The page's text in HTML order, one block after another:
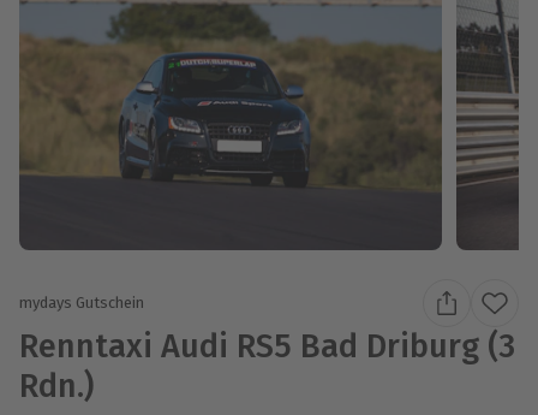
mydays Gutschein
Renntaxi Audi RS5 Bad Driburg (3
Rdn.)